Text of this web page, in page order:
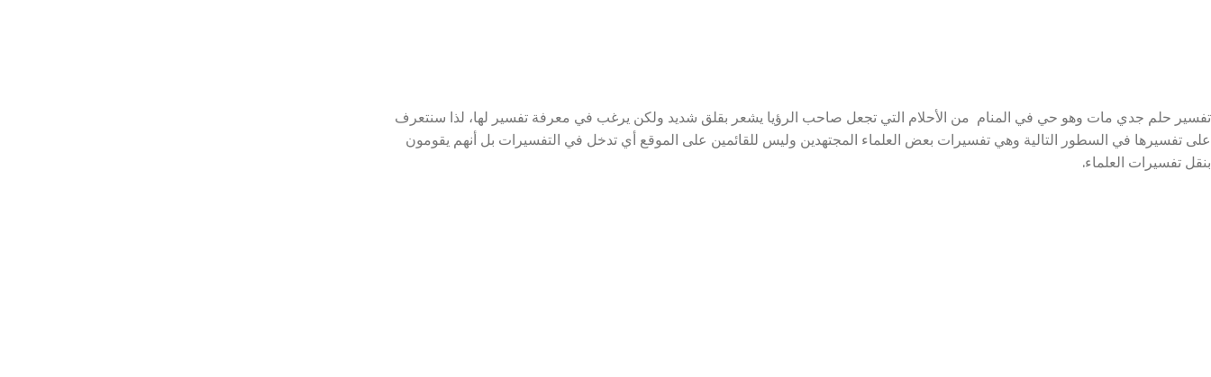
تفسير حلم جدي مات وهو حي في المنام من الأحلام التي تجعل صاحب الرؤيا يشعر بقلق شديد ولكن يرغب في معرفة تفسير لها، لذا سنتعرف
على تفسيرها في السطور التالية وهي تفسيرات بعض العلماء المجتهدين وليس للقائمين على الموقع أي تدخل في التفسيرات بل أنهم يقومون
بنقل تفسيرات العلماء.